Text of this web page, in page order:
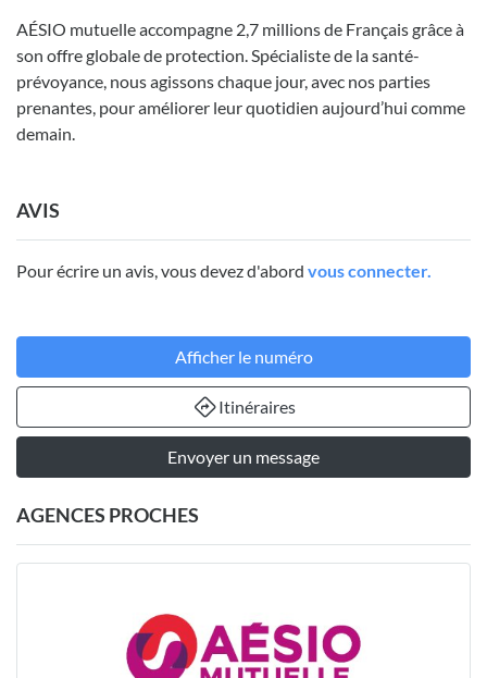
AÉSIO mutuelle accompagne 2,7 millions de Français grâce à
son offre globale de protection. Spécialiste de la santé-
prévoyance, nous agissons chaque jour, avec nos parties
prenantes, pour améliorer leur quotidien aujourd’hui comme
demain.
AVIS
Pour écrire un avis, vous devez d'abord vous connecter.
Afficher le numéro
Itinéraires
Envoyer un message
AGENCES PROCHES